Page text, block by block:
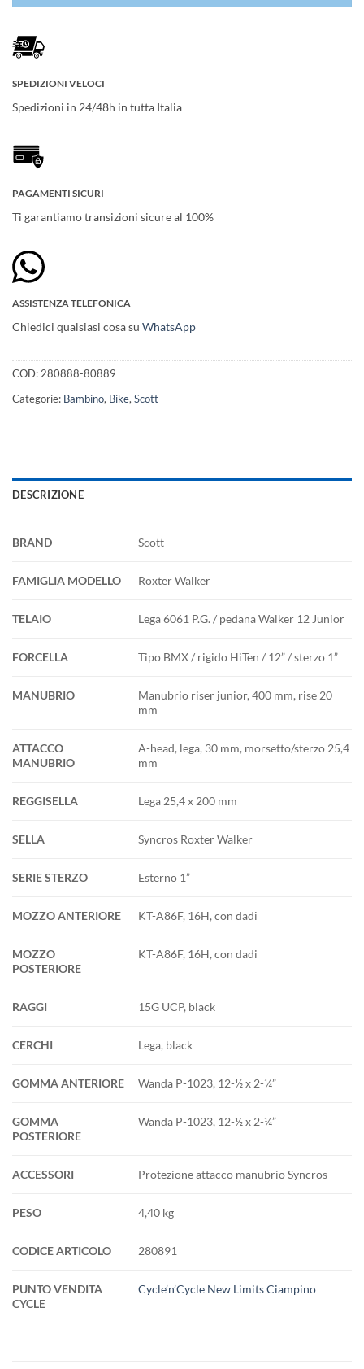
SPEDIZIONI VELOCI
Spedizioni in 24/48h in tutta Italia
PAGAMENTI SICURI
Ti garantiamo transizioni sicure al 100%
ASSISTENZA TELEFONICA
Chiedici qualsiasi cosa su WhatsApp
COD:280888-80889
Categorie: Bambino, Bike,Scott
DESCRIZIONE
BRAND Scott
FAMIGLIA MODELLO Roxter Walker
TELAIO Lega 6061 P.G. / pedana Walker 12 Junior
FORCELLA Tipo BMX / rigido HiTen / 12” / sterzo 1”
MANUBRIO
Manubrio riser junior, 400 mm, rise 20
mm
ATTACCO
MANUBRIO
A-head, lega, 30 mm, morsetto/sterzo 25,4
mm
REGGISELLA Lega 25,4 x 200 mm
SELLA Syncros Roxter Walker
SERIE STERZO Esterno 1”
MOZZO ANTERIORE KT-A86F, 16H, con dadi
MOZZO
POSTERIORE
KT-A86F, 16H, con dadi
RAGGI 15G UCP, black
CERCHI Lega, black
GOMMA ANTERIORE Wanda P-1023, 12-½ x 2-¼”
GOMMA
POSTERIORE
Wanda P-1023, 12-½ x 2-¼”
ACCESSORI Protezione attacco manubrio Syncros
PESO 4,40 kg
CODICE ARTICOLO 280891
PUNTO VENDITA
CYCLE
Cycle’n’Cycle New Limits Ciampino